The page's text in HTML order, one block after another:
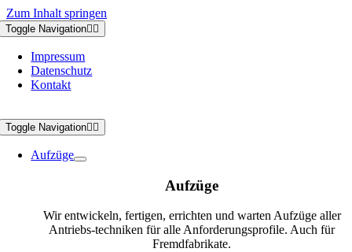
Zum Inhalt springen
Toggle Navigation
Impressum
Datenschutz
Kontakt
Toggle Navigation
Aufzüge
Aufzüge
Wir entwickeln, fertigen, errichten und warten Aufzüge aller
Antriebs-techniken für alle Anforderungsprofile. Auch für
Fremdfabrikate.